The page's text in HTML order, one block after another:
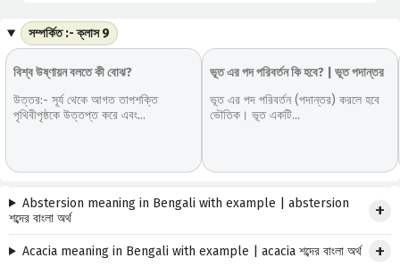
সম্পর্কিত :- ক্লাস 9
বিশ্ব উষ্ণায়ন বলতে কী বোঝ?
উত্তর:- সূর্য থেকে আগত তাপশক্তি
পৃথিবীপৃষ্ঠকে উত্তপ্ত করে এবং...
ভূত এর পদ পরিবর্তন কি হবে? | ভূত পদান্তর
ভূত এর পদ পরিবর্তন (পদান্তর) করলে হবে
ভৌতিক। ভূত একটি...
Abstersion meaning in Bengali with example | abstersion
শব্দের বাংলা অর্থ
Acacia meaning in Bengali with example | acacia শব্দের বাংলা অর্থ